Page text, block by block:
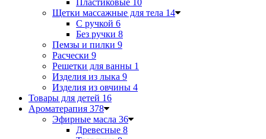
Пластиковые 10
Щетки массажные для тела 14
С ручкой 6
Без ручки 8
Пемзы и пилки 9
Расчески 9
Решетки для ванны 1
Изделия из лыка 9
Изделия из овчины 4
Товары для детей 16
Ароматерапия 378
Эфирные масла 36
Древесные 8